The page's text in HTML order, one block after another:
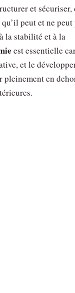
et sécuriser,
peut et ne peut
la stabilité et à la
est essentielle
et le
pleinement en